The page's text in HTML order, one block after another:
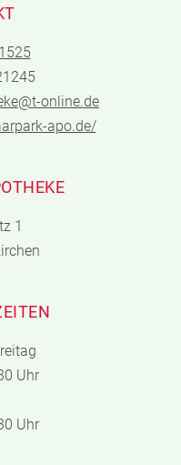
online.de
apo.de/
1
Uhr
Uhr